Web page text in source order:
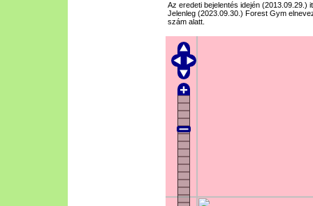
Az eredeti bejelentés idején
Jelenleg (2023.09.30.) Forest Gym
szám alatt.